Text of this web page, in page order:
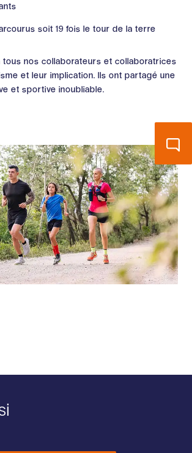
soit 19 fois le tour de la terre
tous nos collaborateurs et collaboratrices
et leur implication. Ils ont partagé une
et sportive inoubliable.